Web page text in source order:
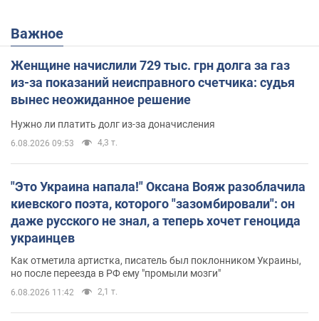
Важное
Женщине начислили 729 тыс. грн долга за газ
из-за показаний неисправного счетчика: судья
вынес неожиданное решение
Нужно ли платить долг из-за доначисления
6.08.2026 09:53 4,3 т.
"Это Украина напала!" Оксана Вояж разоблачила
киевского поэта, которого "зазомбировали": он
даже русского не знал, а теперь хочет геноцида
украинцев
Как отметила артистка, писатель был поклонником Украины,
но после переезда в РФ ему "промыли мозги"
6.08.2026 11:42 2,1 т.